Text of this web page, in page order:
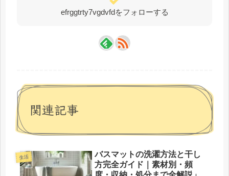
efrggtrty7vgdvfdをフォローする
関連記事
生活
バスマットの洗濯方法と干し
方完全ガイド｜素材別・頻